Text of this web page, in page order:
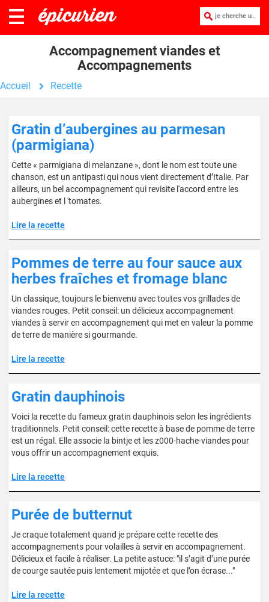
je cherche une recette :
Accompagnement viandes et
Accompagnements
Accueil Recette
Gratin d’aubergines au parmesan
(parmigiana)
Cette « parmigiana di melanzane », dont le nom est toute une
chanson, est un antipasti qui nous vient directement d’Italie. Par
ailleurs, un bel accompagnement qui revisite l'accord entre les
aubergines et l 'tomates.
Lire la recette
Pommes de terre au four sauce aux
herbes fraîches et fromage blanc
Un classique, toujours le bienvenu avec toutes vos grillades de
viandes rouges. Petit conseil: un délicieux accompagnement
viandes à servir en accompagnement qui met en valeur la pomme
de terre de manière si gourmande.
Lire la recette
Gratin dauphinois
Voici la recette du fameux gratin dauphinois selon les ingrédients
traditionnels. Petit conseil: cette recette à base de pomme de terre
est un régal. Elle associe la bintje et les z000-hache-viandes pour
vous offrir un accompagnement exquis.
Lire la recette
Purée de butternut
Je craque totalement quand je prépare cette recette des
accompagnements pour volailles à servir en accompagnement.
Délicieux et facile à réaliser. La petite astuce: "il s’agit d’une purée
de courge sautée puis lentement mijotée et que l’on écrase..."
Lire la recette